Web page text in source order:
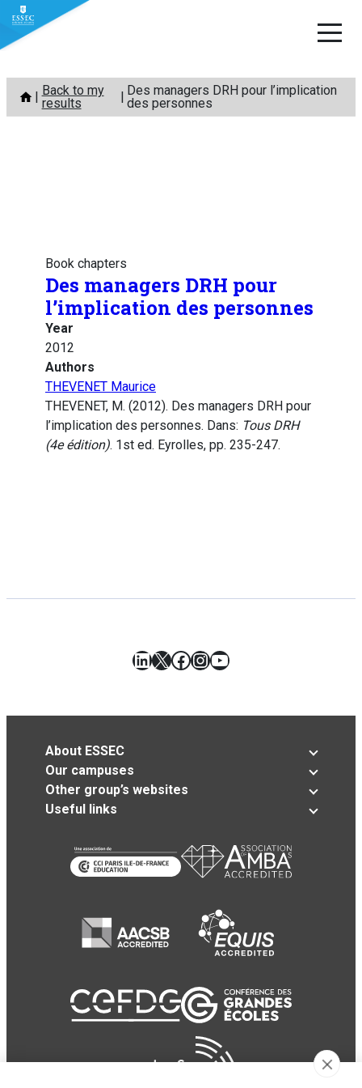
Skip
content
Back to my
results
Des managers DRH pour l’implication
des personnes
Book chapters
Des managers DRH pour
l’implication des personnes
Year
2012
Authors
THEVENET Maurice
THEVENET, M. (2012). Des managers DRH pour
l’implication des personnes. Dans: Tous DRH
(4e édition). 1st ed. Eyrolles, pp. 235-247.
LinkedIn
X Facebook
Instagram
YouTube
About ESSEC
Our campuses
Other group’s websites
Useful links